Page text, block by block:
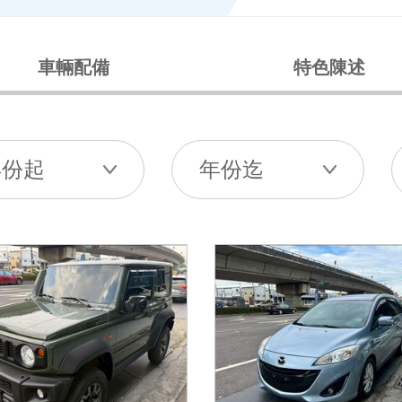
車輛配備 特色陳述